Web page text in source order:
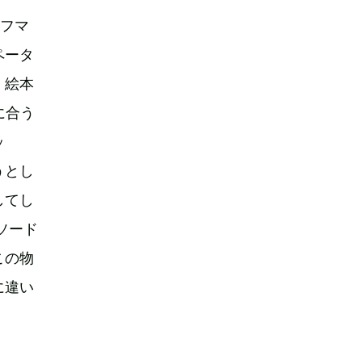
マ
タ
絵本
う
し
し
ード
の物
違い